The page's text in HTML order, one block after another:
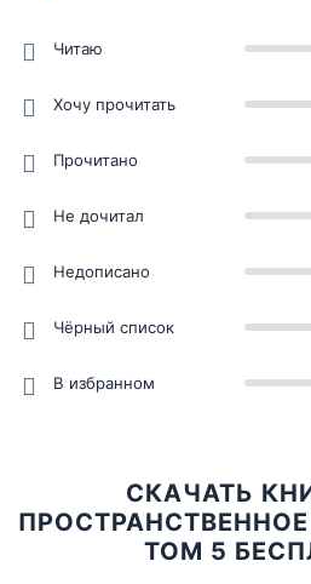
Читаю
Хочу прочитать
Прочитано
Не дочитал
Недописано
Чёрный список
В избранном
СКАЧАТЬ
ТОМ 5